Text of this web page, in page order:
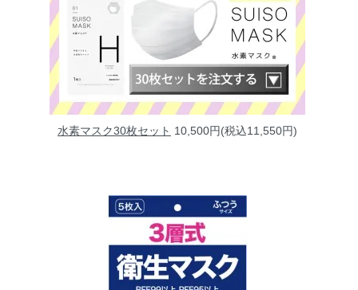
水素マスク30枚セット 10,500円(税込11,550円)